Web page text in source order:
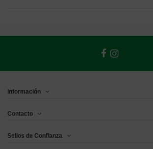
Información
Contacto
Sellos de Confianza